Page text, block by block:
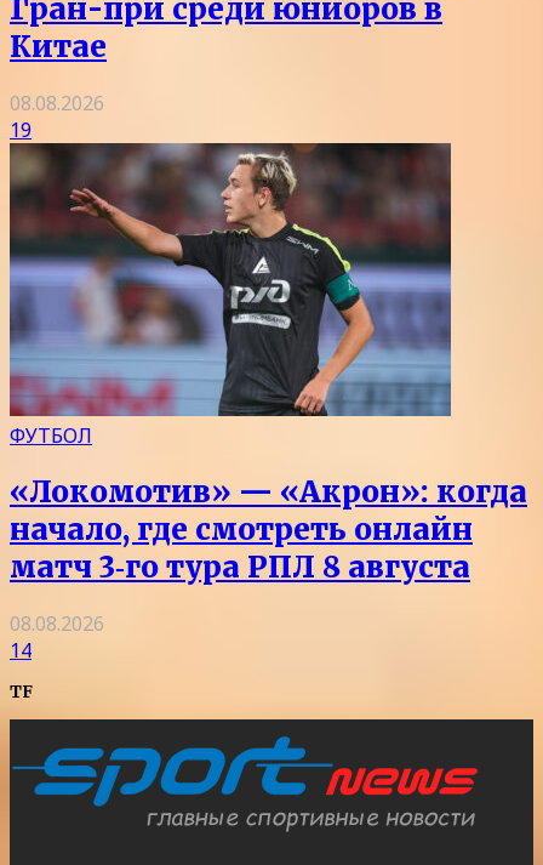
Гран-при среди юниоров в
Китае
08.08.2026
19
ФУТБОЛ
«Локомотив» — «Акрон»: когда
начало, где смотреть онлайн
матч 3‑го тура РПЛ 8 августа
08.08.2026
14
TF